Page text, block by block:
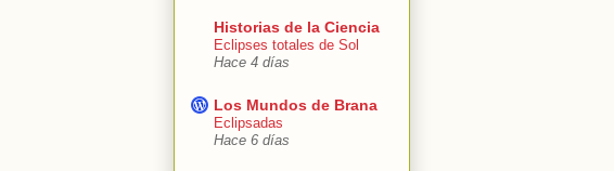
Historias de la Ciencia
Eclipses totales de Sol
Hace 4 días
Los Mundos de Brana
Eclipsadas
Hace 6 días